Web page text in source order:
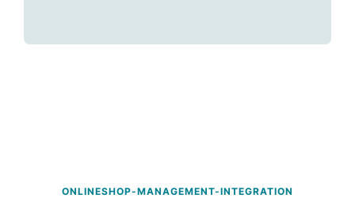
ONLINESHOP-MANAGEMENT-INTEGRATION